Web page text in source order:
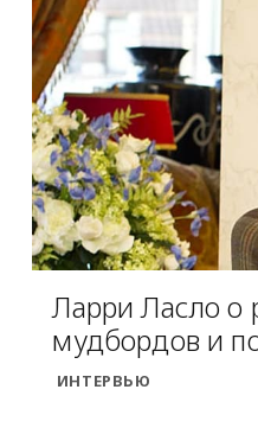
Ларри Ласло о
мудбордов и
ИНТЕРВЬЮ